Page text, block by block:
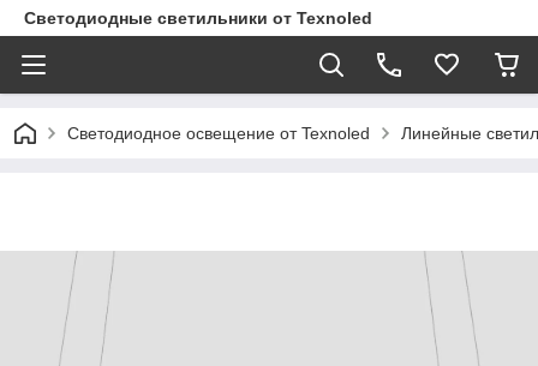
Светодиодные светильники от Texnoled
Светодиодное освещение от Texnoled Линейные